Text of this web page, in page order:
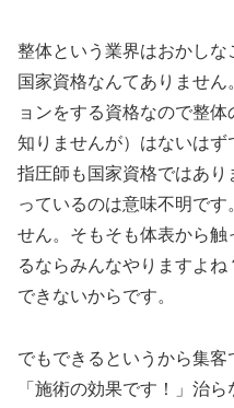
整体という業界はおかし
国家資格なんてありませ
ョンをする資格なので整
知りませんが）はないは
指圧師も国家資格ではあ
っているのは意味不明で
せん。そもそも体表から
るならみんなやりますよ
できないからです。
でもできるというから集
「施術の効果です！」治